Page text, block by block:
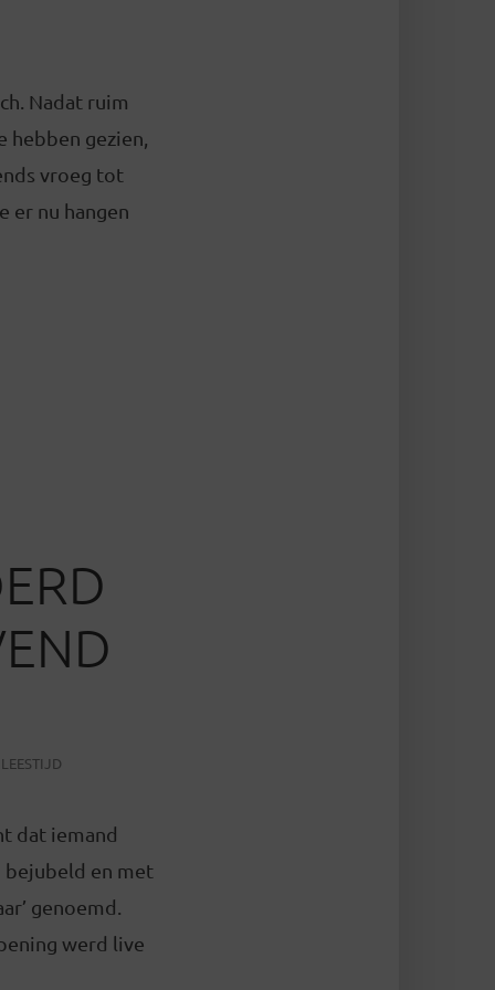
Nadat ruim
hebben gezien,
vroeg tot
er nu hangen
dat iemand
bejubeld en met
genoemd.
werd live